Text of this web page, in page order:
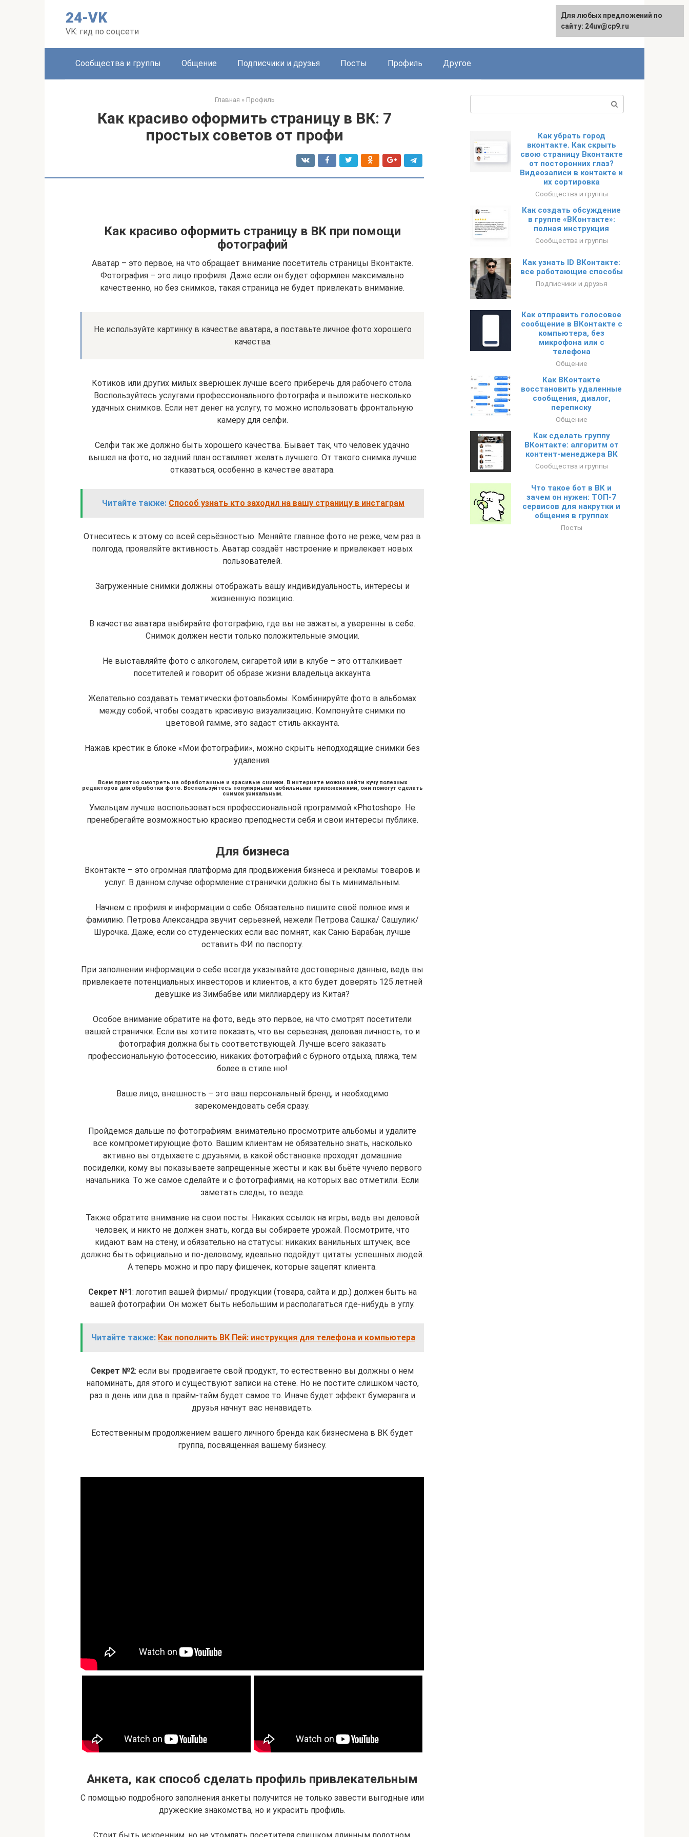
24-VK
VK: гид по соцсети
Сообщества и группы Общение Подписчики и друзья Посты Профиль Другое
Главная » Профиль
Как красиво оформить страницу в ВК: 7
простых советов от профи
Как красиво оформить страницу в ВК при помощи
фотографий
Аватар – это первое, на что обращает внимание посетитель страницы Вконтакте.
Фотография – это лицо профиля. Даже если он будет оформлен максимально
качественно, но без снимков, такая страница не будет привлекать внимание.
Не используйте картинку в качестве аватара, а поставьте личное фото хорошего
качества.
Котиков или других милых зверюшек лучше всего приберечь для рабочего стола.
Воспользуйтесь услугами профессионального фотографа и выложите несколько
удачных снимков. Если нет денег на услугу, то можно использовать фронтальную
камеру для селфи.
Селфи так же должно быть хорошего качества. Бывает так, что человек удачно
вышел на фото, но задний план оставляет желать лучшего. От такого снимка лучше
отказаться, особенно в качестве аватара.
Читайте также: Способ узнать кто заходил на вашу страницу в инстаграм
Отнеситесь к этому со всей серьёзностью. Меняйте главное фото не реже, чем раз в
полгода, проявляйте активность. Аватар создаёт настроение и привлекает новых
пользователей.
Загруженные снимки должны отображать вашу индивидуальность, интересы и
жизненную позицию.
В качестве аватара выбирайте фотографию, где вы не зажаты, а уверенны в себе.
Снимок должен нести только положительные эмоции.
Не выставляйте фото с алкоголем, сигаретой или в клубе – это отталкивает
посетителей и говорит об образе жизни владельца аккаунта.
Желательно создавать тематически фотоальбомы. Комбинируйте фото в альбомах
между собой, чтобы создать красивую визуализацию. Компонуйте снимки по
цветовой гамме, это задаст стиль аккаунта.
Нажав крестик в блоке «Мои фотографии», можно скрыть неподходящие снимки без
удаления.
Всем приятно смотреть на обработанные и красивые снимки. В интернете можно найти кучу полезных
редакторов для обработки фото. Воспользуйтесь популярными мобильными приложениями, они помогут сделать
снимок уникальным.
Умельцам лучше воспользоваться профессиональной программой «Photoshop». Не
пренебрегайте возможностью красиво преподнести себя и свои интересы публике.
Для бизнеса
Вконтакте – это огромная платформа для продвижения бизнеса и рекламы товаров и
услуг. В данном случае оформление странички должно быть минимальным.
Начнем с профиля и информации о себе. Обязательно пишите своё полное имя и
фамилию. Петрова Александра звучит серьезней, нежели Петрова Сашка/ Сашулик/
Шурочка. Даже, если со студенческих если вас помнят, как Саню Барабан, лучше
оставить ФИ по паспорту.
При заполнении информации о себе всегда указывайте достоверные данные, ведь вы
привлекаете потенциальных инвесторов и клиентов, а кто будет доверять 125 летней
девушке из Зимбабве или миллиардеру из Китая?
Особое внимание обратите на фото, ведь это первое, на что смотрят посетители
вашей странички. Если вы хотите показать, что вы серьезная, деловая личность, то и
фотография должна быть соответствующей. Лучше всего заказать
профессиональную фотосессию, никаких фотографий с бурного отдыха, пляжа, тем
более в стиле ню!
Ваше лицо, внешность – это ваш персональный бренд, и необходимо
зарекомендовать себя сразу.
Пройдемся дальше по фотографиям: внимательно просмотрите альбомы и удалите
все компрометирующие фото. Вашим клиентам не обязательно знать, насколько
активно вы отдыхаете с друзьями, в какой обстановке проходят домашние
посиделки, кому вы показываете запрещенные жесты и как вы бьёте чучело первого
начальника. То же самое сделайте и с фотографиями, на которых вас отметили. Если
заметать следы, то везде.
Также обратите внимание на свои посты. Никаких ссылок на игры, ведь вы деловой
человек, и никто не должен знать, когда вы собираете урожай. Посмотрите, что
кидают вам на стену, и обязательно на статусы: никаких ванильных штучек, все
должно быть официально и по-деловому, идеально подойдут цитаты успешных людей.
А теперь можно и про пару фишечек, которые зацепят клиента.
Секрет №1: логотип вашей фирмы/ продукции (товара, сайта и др.) должен быть на
вашей фотографии. Он может быть небольшим и располагаться где-нибудь в углу.
Читайте также: Как пополнить ВК Пей: инструкция для телефона и компьютера
Секрет №2: если вы продвигаете свой продукт, то естественно вы должны о нем
напоминать, для этого и существуют записи на стене. Но не постите слишком часто,
раз в день или два в прайм-тайм будет самое то. Иначе будет эффект бумеранга и
друзья начнут вас ненавидеть.
Естественным продолжением вашего личного бренда как бизнесмена в ВК будет
группа, посвященная вашему бизнесу.
Анкета, как способ сделать профиль привлекательным
С помощью подробного заполнения анкеты получится не только завести выгодные или
дружеские знакомства, но и украсить профиль.
Как убрать город
вконтакте. Как скрыть
свою страницу Вконтакте
от посторонних глаз?
Видеозаписи в контакте и
их сортировка
Сообщества и группы
Как создать обсуждение
в группе «ВКонтакте»:
полная инструкция
Сообщества и группы
Как узнать ID ВКонтакте:
все работающие способы
Подписчики и друзья
Как отправить голосовое
сообщение в ВКонтакте с
компьютера, без
микрофона или с
телефона
Общение
Как ВКонтакте
восстановить удаленные
сообщения, диалог,
переписку
Общение
Как сделать группу
ВКонтакте: алгоритм от
контент-менеджера ВК
Сообщества и группы
Что такое бот в ВК и
зачем он нужен: ТОП-7
сервисов для накрутки и
общения в группах
Посты
Для любых предложений по
сайту: 24uv@cp9.ru